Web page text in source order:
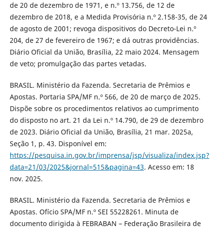
de 20 de dezembro de 1971, e n.º 13.756, de 12 de
dezembro de 2018, e a Medida Provisória n.º 2.158-35, de 24
de agosto de 2001; revoga dispositivos do Decreto-Lei n.º
204, de 27 de fevereiro de 1967; e dá outras providências.
Diário Oficial da União, Brasília, 22 maio 2024. Mensagem
de veto; promulgação das partes vetadas.
BRASIL. Ministério da Fazenda. Secretaria de Prêmios e
Apostas. Portaria SPA/MF n.º 566, de 20 de março de 2025.
Dispõe sobre os procedimentos relativos ao cumprimento
do disposto no art. 21 da Lei n.º 14.790, de 29 de dezembro
de 2023. Diário Oficial da União, Brasília, 21 mar. 2025a,
Seção 1, p. 43. Disponível em:
https://pesquisa.in.gov.br/imprensa/jsp/visualiza/index.jsp?
data=21/03/2025&jornal=515&pagina=43. Acesso em: 18
nov. 2025.
BRASIL. Ministério da Fazenda. Secretaria de Prêmios e
Apostas. Ofício SPA/MF n.º SEI 55228261. Minuta de
documento dirigida à FEBRABAN – Federação Brasileira de